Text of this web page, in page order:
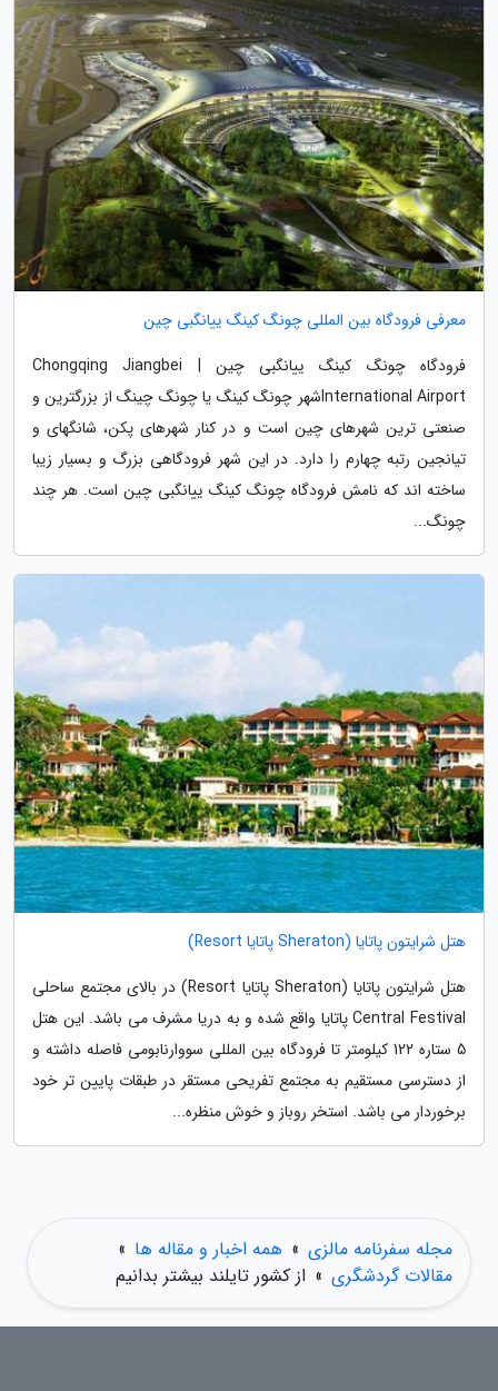
معرفی فرودگاه بین المللی چونگ کینگ ییانگبی چین
فرودگاه چونگ کینگ ییانگبی چین | Chongqing Jiangbei
International Airportشهر چونگ کینگ یا چونگ چینگ از بزرگترین و
صنعتی ترین شهرهای چین است و در کنار شهرهای پکن، شانگهای و
تیانجین رتبه چهارم را دارد. در این شهر فرودگاهی بزرگ و بسیار زیبا
ساخته اند که نامش فرودگاه چونگ کینگ ییانگبی چین است. هر چند
چونگ...
هتل شرایتون پاتایا (Sheraton پاتایا Resort)
هتل شرایتون پاتایا (Sheraton پاتایا Resort) در بالای مجتمع ساحلی
Central Festival پاتایا واقع شده و به دریا مشرف می باشد. این هتل
5 ستاره 122 کیلومتر تا فرودگاه بین المللی سووارنابومی فاصله داشته و
از دسترسی مستقیم به مجتمع تفریحی مستقر در طبقات پایین تر خود
برخوردار می باشد. استخر روباز و خوش منظره...
مجله سفرنامه مالزی » همه اخبار و مقاله ها »
مقالات گردشگری » از کشور تایلند بیشتر بدانیم